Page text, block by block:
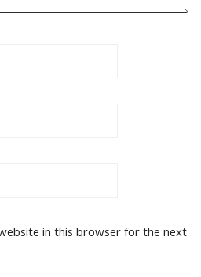
in this browser for the next